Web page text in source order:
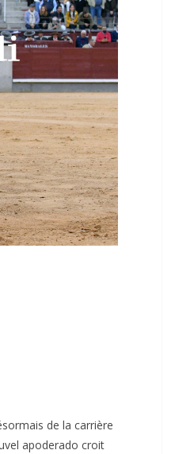
de la carrière
apoderado croit
la corrida des
photos